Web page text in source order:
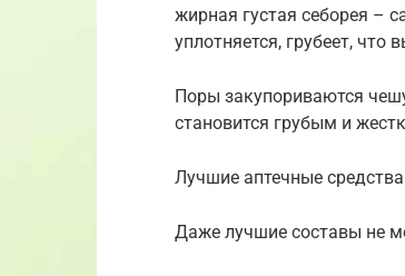
жирная густая себорея –
уплотняется, грубеет,
Поры закупориваются
становится грубым и
Лучшие аптечные
Даже лучшие составы не